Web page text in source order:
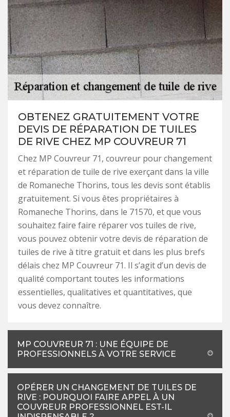
OBTENEZ GRATUITEMENT VOTRE
DEVIS DE RÉPARATION DE TUILES
DE RIVE CHEZ MP COUVREUR 71
Chez MP Couvreur 71, couvreur pour changement
et réparation de tuile de rive exerçant dans la ville
de Romaneche Thorins, tous les devis sont établis
gratuitement. Si vous êtes propriétaires à
Romaneche Thorins, dans le 71570, et que vous
souhaitez faire faire réparer vos tuiles de rive,
vous pouvez obtenir votre devis de réparation de
tuiles de rive à titre gratuit et dans les plus brefs
délais chez MP Couvreur 71. Il s’agit d’un devis de
qualité comportant toutes les informations
essentielles, qualitatives et quantitatives, que
vous devez connaître.
MP COUVREUR 71 : UNE ÉQUIPE DE
PROFESSIONNELS À VOTRE SERVICE
OPÉRER UN CHANGEMENT DE TUILES DE
RIVE : POURQUOI FAIRE APPEL À UN
COUVREUR PROFESSIONNEL EST-IL